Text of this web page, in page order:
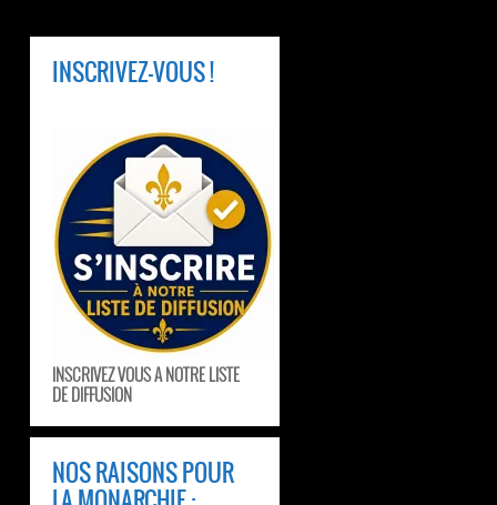
INSCRIVEZ-VOUS !
INSCRIVEZ VOUS A NOTRE LISTE
DE DIFFUSION
NOS RAISONS POUR